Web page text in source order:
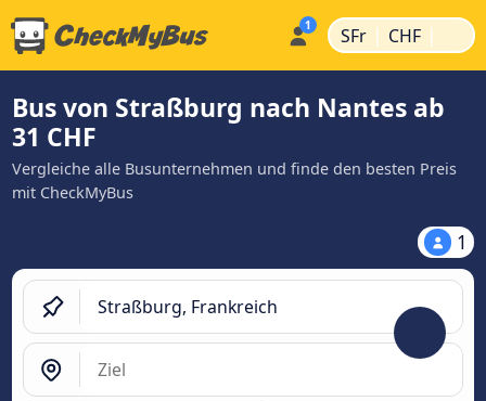
SFr | CHF |
Bus von Straßburg nach Nantes ab
31 CHF
Vergleiche alle Busunternehmen und finde den besten Preis
mit CheckMyBus
1